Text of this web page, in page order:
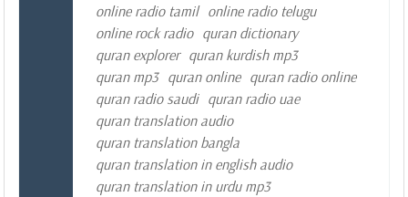
online radio tamil online radio telugu
online rock radio quran dictionary
quran explorer quran kurdish mp3
quran mp3 quran online quran radio online
quran radio saudi quran radio uae
quran translation audio
quran translation bangla
quran translation in english audio
quran translation in urdu mp3